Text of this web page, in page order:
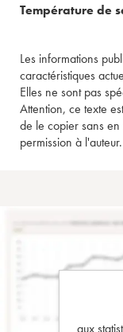
Température de
Les informations
caractéristiques
Elles ne sont pas
Attention, ce texte
de le copier sans
permission à l'auteur.
aux